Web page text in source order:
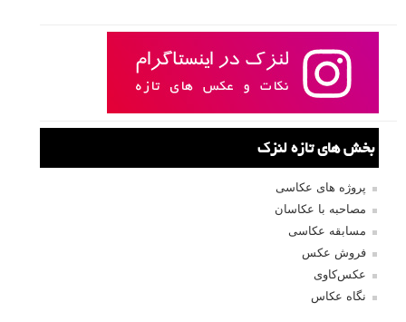
بخش های تازه لنزک
پروژه های عکاسی
مصاحبه با عکاسان
مسابقه عکاسی
فروش عکس
عکس‌کاوی
نگاه عکاس